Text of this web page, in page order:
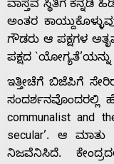
ವಾಸ್ತವ ಸ್ಥಿತಿಗೆ ಕನ್ನಡಿ
ಅಂತರ
ಗೌಡರು ಆ ಪಕ್ಷಗಳ
ಪಕ್ಷದ
ಇತ್ತೀಚೆಗೆ ಬಿಜೆಪಿಗೆ
ಸಂದರ್ಶನವೊಂದರಲ್ಲಿ
communalist and
secular’. ಆ
ನಿಜವೆನಿಸಿದೆ.